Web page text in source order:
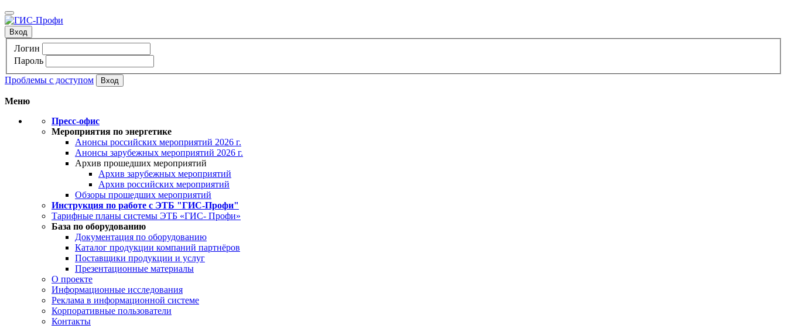
Вход
Логин
Пароль
Проблемы с доступом
Меню
Пресс-офис
Мероприятия по энергетике
Анонсы российских мероприятий 2026 г.
Анонсы зарубежных мероприятий 2026 г.
Архив прошедших мероприятий
Архив зарубежных мероприятий
Архив российских мероприятий
Обзоры прошедших мероприятий
Инструкция по работе с ЭТБ "ГИС-Профи"
Тарифные планы системы ЭТБ «ГИС- Профи»
База по оборудованию
Документация по оборудованию
Каталог продукции компаний партнёров
Поставщики продукции и услуг
Презентационные материалы
О проекте
Информационные исследования
Реклама в информационной системе
Корпоративные пользователи
Контакты